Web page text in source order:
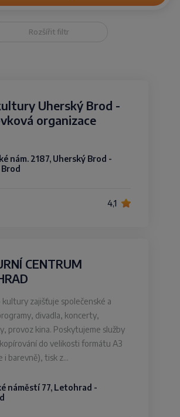
Rozšířit filtr
Uherský Brod -
organizace
nám. 2187, Uherský Brod -
4,1
CENTRUM
kultury zajišťuje společenské a
divadla, koncerty,
provoz kina. Poskytujeme služby
do velikosti formátu A3
i barevně), tisk z…
náměstí 77, Letohrad -